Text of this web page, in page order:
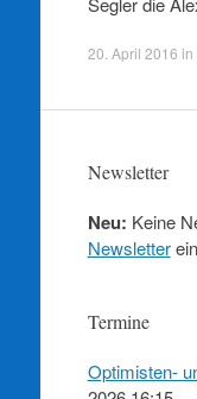
20. April 2016 in
Newsletter
Neu: Keine
Newsletter
Termine
Optimisten-